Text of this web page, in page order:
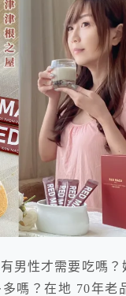
男性才需要吃嗎？
嗎？在地 70年老